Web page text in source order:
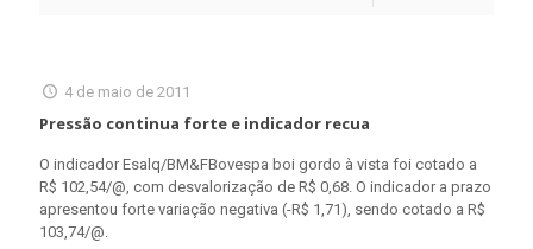
4 de maio de 2011
Pressão continua forte e indicador recua
O indicador Esalq/BM&FBovespa boi gordo à vista foi cotado a
R$ 102,54/@, com desvalorização de R$ 0,68. O indicador a prazo
apresentou forte variação negativa (-R$ 1,71), sendo cotado a R$
103,74/@.